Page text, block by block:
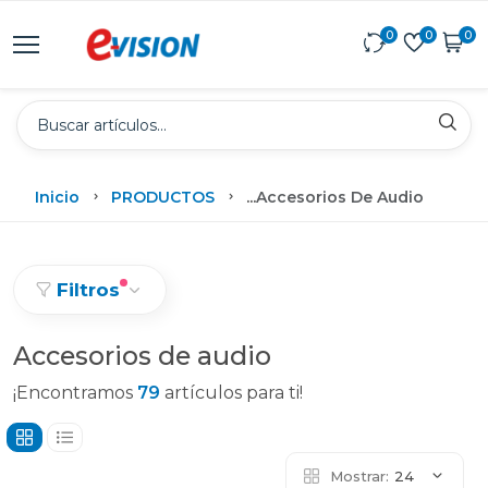
0 0 0
Inicio PRODUCTOS ...Accesorios De Audio
Filtros
Accesorios de audio
¡Encontramos 79 artículos para ti!
Mostrar: 24